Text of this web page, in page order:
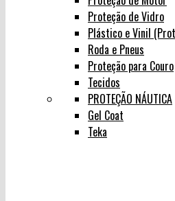
Proteção de Vidro
Plástico e Vinil
Roda e Pneus
Proteção para Couro
Tecidos
PROTEÇÃO NÁUTICA
Gel Coat
Teka